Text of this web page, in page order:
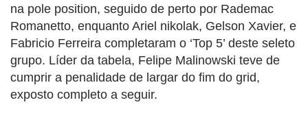
na pole position, seguido de perto por Rademac
Romanetto, enquanto Ariel nikolak, Gelson Xavier, e
Fabricio Ferreira completaram o ‘Top 5’ deste seleto
grupo. Líder da tabela, Felipe Malinowski teve de
cumprir a penalidade de largar do fim do grid,
exposto completo a seguir.